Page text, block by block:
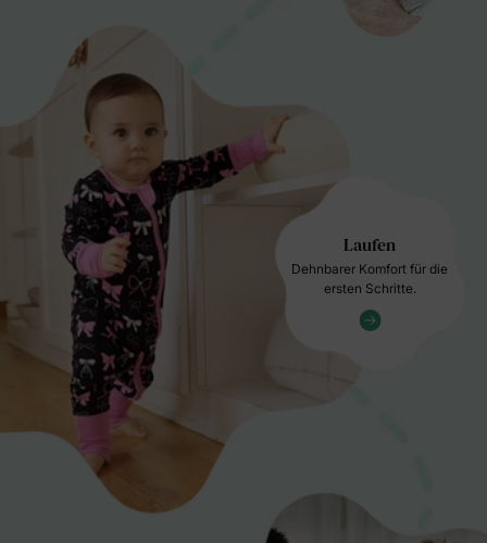
Laufen
Dehnbarer Komfort für die
ersten Schritte.